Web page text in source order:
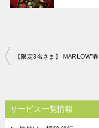
投
ビ
ゲ
サービス一覧情報